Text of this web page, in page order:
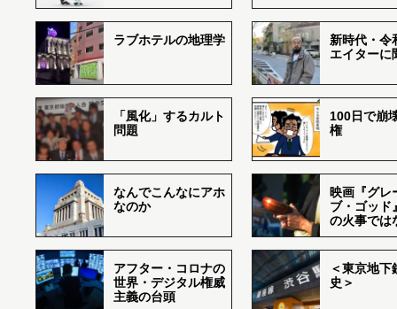
ラブホテルの地理学
新時代・令
エイターに
「風化」するカルト
問題
100日で崩
権
なんでこんなにアホ
なのか
映画『グレ
ブ・ゴッド
の火事では
アフター・コロナの
世界・デジタル権威
主義の台頭
＜東京地下
史＞